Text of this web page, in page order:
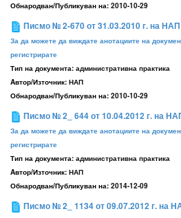
Обнародван/Публикуван на: 2010-10-29
Писмо № 2-670 от 31.03.2010 г. на НАП
За да можете да виждате анотациите на
регистрирате
Тип на документа: административна практика
Aвтор/Източник: НАП
Обнародван/Публикуван на: 2010-10-29
Писмо № 2_ 644 от 10.04.2012 г. на
За да можете да виждате анотациите на
регистрирате
Тип на документа: административна практика
Aвтор/Източник: НАП
Обнародван/Публикуван на: 2014-12-09
Писмо № 2_ 1134 от 09.07.2012 г. на